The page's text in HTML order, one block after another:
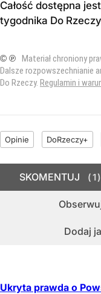
Całość dostępna
tygodnika Do Rzeczy
© ℗ Materiał chroniony
Dalsze rozpowszechnianie
Do Rzeczy. Regulamin i
Opinie DoRzeczy+
Dodaj
SKOMENTUJ 1
Ukryta prawda o